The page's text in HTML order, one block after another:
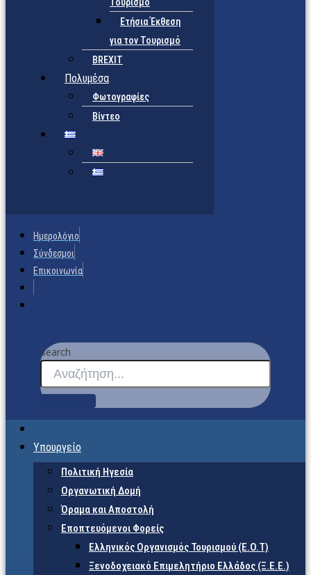
Ετήσια Έκθεση
για τον Τουρισμό
BREXIT
Πολυμέσα
Φωτογραφίες
Βίντεο
Ημερολόγιο
Σύνδεσμοι
Επικοινωνία
Search
Υπουργείο
Πολιτική Ηγεσία
Οργανωτική Δομή
Όραμα και Αποστολή
Εποπτευόμενοι Φορείς
Eλληνικός Οργανισμός Τουρισμού (Ε.Ο.Τ)
Ξενοδοχειακό Επιμελητήριο Ελλάδος (Ξ.Ε.Ε.)